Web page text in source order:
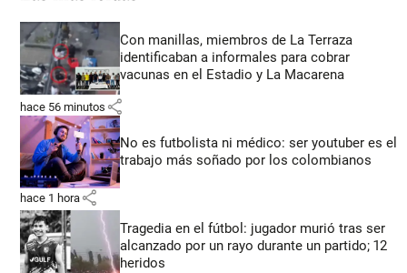
Con manillas, miembros de La Terraza
identificaban a informales para cobrar
vacunas en el Estadio y La Macarena
hace 56 minutos share
No es futbolista ni médico: ser youtuber es el
trabajo más soñado por los colombianos
hace 1 hora share
Tragedia en el fútbol: jugador murió tras ser
alcanzado por un rayo durante un partido; 12
heridos